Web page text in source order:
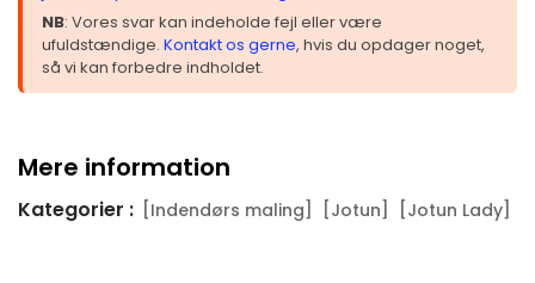
NB: Vores svar kan indeholde fejl eller være
ufuldstændige. Kontakt os gerne, hvis du opdager noget,
så vi kan forbedre indholdet.
Mere information
Kategorier : [Indendørs maling] [Jotun] [Jotun Lady]